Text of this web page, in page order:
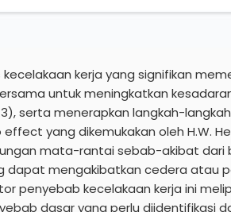
kerja yang signifikan
untuk meningkatkan
serta menerapkan langkah-
effect yang dikemukakan oleh H.W.
mata-rantai sebab-akibat dari
dapat mengakibatkan cedera atau
penyebab kecelakaan kerja ini
dasar yang perlu diidentifikasi